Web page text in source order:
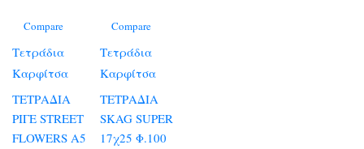
Compare
Τετράδια
Καρφίτσα
ΤΕΤΡΑΔΙΑ
ΡΙΓΕ STREET
FLOWERS A5
Compare
Τετράδια
Καρφίτσα
ΤΕΤΡΑΔΙΑ
SKAG SUPER
17χ25 Φ.100